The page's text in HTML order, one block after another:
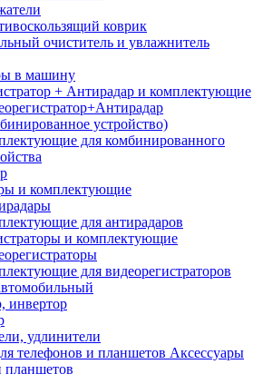
коврик
очиститель и увлажнитель
в машину
+ Антирадар и комплектующие
устройство)
для комбинированного
и комплектующие
для антирадаров
и комплектующие
для видеорегистраторов
инвертор
удлинители
Аксессуары
планшетов